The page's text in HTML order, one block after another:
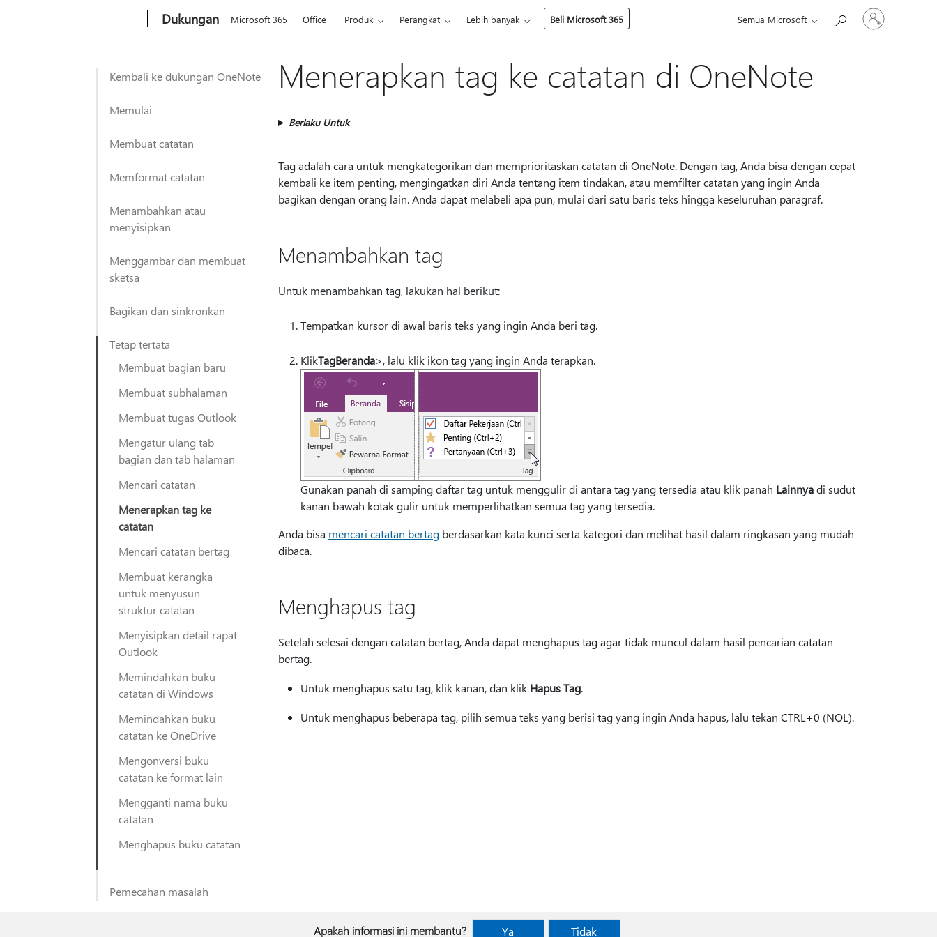
Dukungan Microsoft 365 Office Produk Perangkat Lebih banyak Beli Microsoft 365 Semua Microsoft
Masuk
ke
akun
Kembali ke dukungan OneNote
Memulai
Membuat catatan
Memformat catatan
Menambahkan atau
menyisipkan
Menggambar dan membuat
sketsa
Bagikan dan sinkronkan
Tetap tertata
Membuat bagian baru
Membuat subhalaman
Membuat tugas Outlook
Mengatur ulang tab
bagian dan tab halaman
Mencari catatan
Menerapkan tag ke
catatan
Mencari catatan bertag
Membuat kerangka
untuk menyusun
struktur catatan
Menyisipkan detail rapat
Outlook
Memindahkan buku
catatan di Windows
Memindahkan buku
catatan ke OneDrive
Mengonversi buku
catatan ke format lain
Mengganti nama buku
catatan
Menghapus buku catatan
Pemecahan masalah
Menerapkan tag ke catatan di OneNote
Berlaku Untuk
Tag adalah cara untuk mengkategorikan dan memprioritaskan catatan di OneNote. Dengan tag, Anda bisa dengan cepat
kembali ke item penting, mengingatkan diri Anda tentang item tindakan, atau memfilter catatan yang ingin Anda
bagikan dengan orang lain. Anda dapat melabeli apa pun, mulai dari satu baris teks hingga keseluruhan paragraf.
Menambahkan tag
Untuk menambahkan tag, lakukan hal berikut:
Tempatkan kursor di awal baris teks yang ingin Anda beri tag.
KlikTagBeranda>, lalu klik ikon tag yang ingin Anda terapkan.
Gunakan panah di samping daftar tag untuk menggulir di antara tag yang tersedia atau klik panah Lainnyadi sudut
kanan bawah kotak gulir untuk memperlihatkan semua tag yang tersedia.
Anda bisa mencari catatan bertag berdasarkan kata kunci serta kategori dan melihat hasil dalam ringkasan yang mudah
dibaca.
Menghapus tag
Setelah selesai dengan catatan bertag, Anda dapat menghapus tag agar tidak muncul dalam hasil pencarian catatan
bertag.
Untuk menghapus satu tag, klik kanan, dan klik Hapus Tag.
Untuk menghapus beberapa tag, pilih semua teks yang berisi tag yang ingin Anda hapus, lalu tekan CTRL+0 (NOL).
Apakah informasi ini membantu? Ya Tidak